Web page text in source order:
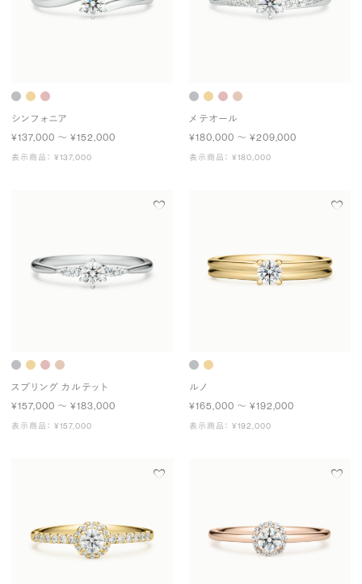
シンフォニア
¥137,000 〜 ¥152,000
表示商品： ¥137,000
メテオール
¥180,000 〜 ¥209,000
表示商品： ¥180,000
スプリング カルテット
¥157,000 〜 ¥183,000
表示商品： ¥157,000
ルノ
¥165,000 〜 ¥192,000
表示商品： ¥192,000